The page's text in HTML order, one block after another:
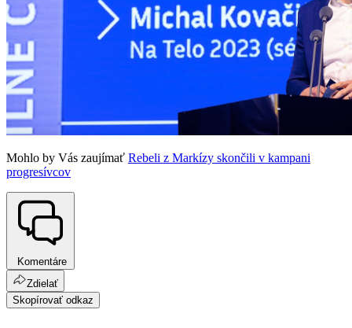
Mohlo by Vás zaujímať Rebeli z Markízy skončili v kampani
progresívcov
Komentáre
Zdielať
Skopírovať odkaz